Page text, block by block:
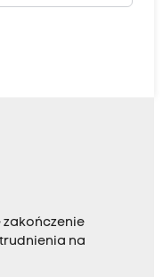
zakończenie
na